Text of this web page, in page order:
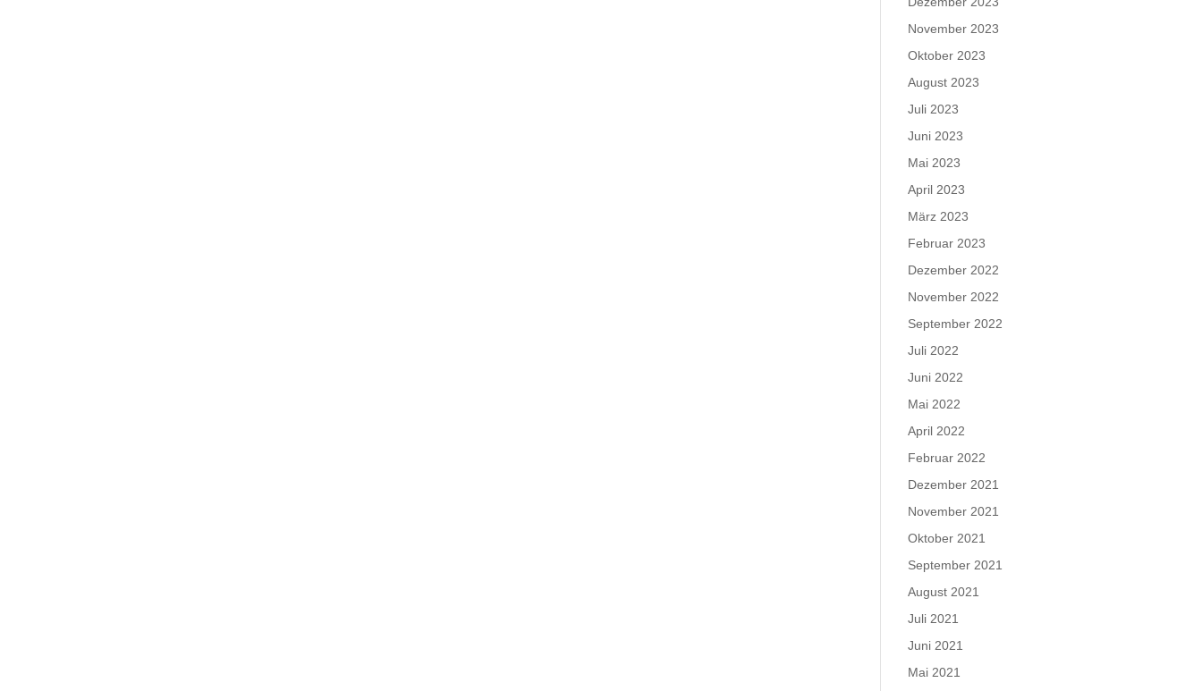
November 2023
Oktober 2023
August 2023
Juli 2023
Juni 2023
Mai 2023
April 2023
März 2023
Februar 2023
Dezember 2022
November 2022
September 2022
Juli 2022
Juni 2022
Mai 2022
April 2022
Februar 2022
Dezember 2021
November 2021
Oktober 2021
September 2021
August 2021
Juli 2021
Juni 2021
Mai 2021